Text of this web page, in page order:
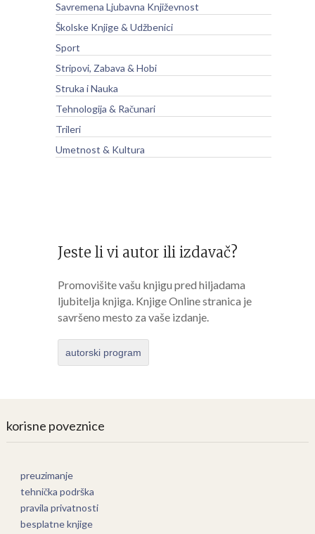
Savremena Ljubavna Književnost
Školske Knjige & Udžbenici
Sport
Stripovi, Zabava & Hobi
Struka i Nauka
Tehnologija & Računari
Trileri
Umetnost & Kultura
Jeste li vi autor ili izdavač?
Promovišite vašu knjigu pred hiljadama
ljubitelja knjiga. Knjige Online stranica je
savršeno mesto za vaše izdanje.
autorski program
korisne poveznice
preuzimanje
tehnička podrška
pravila privatnosti
besplatne knjige